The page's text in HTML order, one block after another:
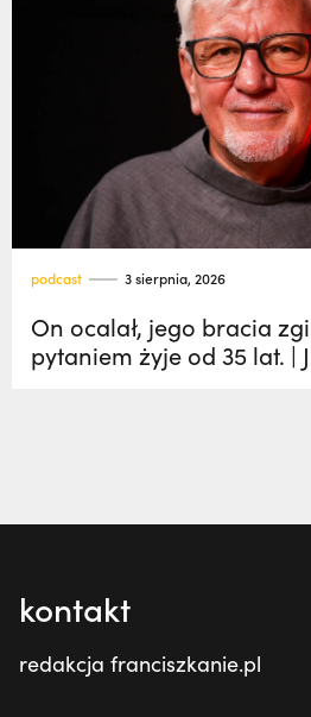
podcast 3 sierpnia, 2026
On ocalał, jego bracia
pytaniem żyje od 35 lat. |
kontakt
redakcja franciszkanie.pl